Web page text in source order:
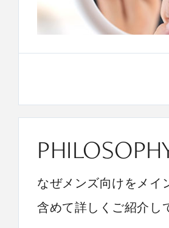
なぜメンズ向けをメイ
含めて詳しくご紹介し